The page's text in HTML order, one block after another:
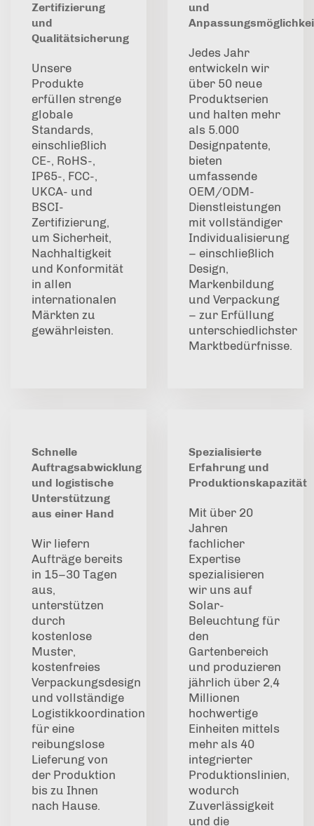
Zertifizierung
und
Qualitätsicherung
Unsere
Produkte
erfüllen strenge
globale
Standards,
einschließlich
CE-, RoHS-,
IP65-, FCC-,
UKCA- und
BSCI-
Zertifizierung,
um Sicherheit,
Nachhaltigkeit
und Konformität
in allen
internationalen
Märkten zu
gewährleisten.
und
Jedes Jahr
entwickeln wir
über 50 neue
Produktserien
und halten mehr
als 5.000
Designpatente,
bieten
umfassende
OEM/ODM-
Dienstleistungen
mit vollständiger
Individualisierung
– einschließlich
Design,
Markenbildung
und Verpackung
– zur Erfüllung
unterschiedlichster
Marktbedürfnisse.
Schnelle
Auftragsabwicklung
und logistische
Unterstützung
aus einer Hand
Wir liefern
Aufträge bereits
in 15–30 Tagen
aus,
unterstützen
durch
kostenlose
Muster,
kostenfreies
Verpackungsdesign
und vollständige
Logistikkoordination
für eine
reibungslose
Lieferung von
der Produktion
bis zu Ihnen
nach Hause.
Spezialisierte
Erfahrung und
Produktionskapazität
Mit über 20
Jahren
fachlicher
Expertise
spezialisieren
wir uns auf
Solar-
Beleuchtung für
den
Gartenbereich
und produzieren
jährlich über 2,4
Millionen
hochwertige
Einheiten mittels
mehr als 40
integrierter
Produktionslinien,
wodurch
Zuverlässigkeit
und die